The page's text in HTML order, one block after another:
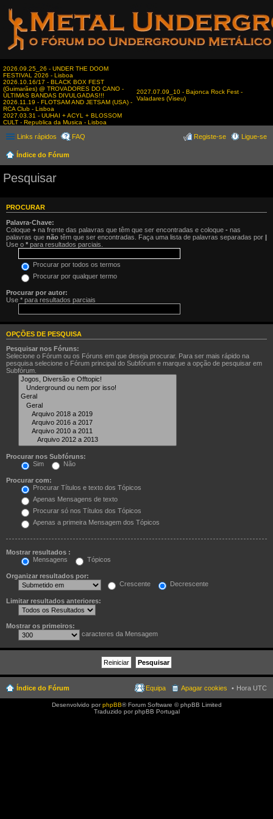
2026.09.25_26 - UNDER THE DOOM
FESTIVAL 2026 - Lisboa
2026.10.16/17 - BLACK BOX FEST
(Guimarães) @ TROVADORES DO CANO -
ÚLTIMAS BANDAS DIVULGADAS!!!
2026.11.19 - FLOTSAM AND JETSAM (USA) -
RCA Club - Lisboa
2027.03.31 - UUHAI + ACYL + BLOSSOM
CULT - Republica da Musica - Lisboa
2027.07.09_10 - Bajonca Rock Fest -
Valadares (Viseu)
Links rápidos FAQ Ligue-se
Registe-se
Índice do Fórum
Pesquisar
PROCURAR
Palavra-Chave:
Coloque + na frente das palavras que têm que ser encontradas e coloque - nas
palavras que não têm que ser encontradas. Faça uma lista de palavras separadas por |
Use o * para resultados parciais.
Procurar por todos os termos
Procurar por qualquer termo
Procurar por autor:
Use * para resultados parciais
OPÇÕES DE PESQUISA
Pesquisar nos Fóruns:
Selecione o Fórum ou os Fóruns em que deseja procurar. Para ser mais rápido na
pesquisa selecione o Fórum principal do Subfórum e marque a opção de pesquisar em
Subfórum.
Procurar nos Subfóruns:
Sim
Não
Procurar com:
Procurar Títulos e texto dos Tópicos
Apenas Mensagens de texto
Procurar só nos Títulos dos Tópicos
Apenas a primeira Mensagem dos Tópicos
Mostrar resultados :
Mensagens
Tópicos
Organizar resultados por:
Crescente
Decrescente
Limitar resultados anteriores:
Mostrar os primeiros:
caracteres da Mensagem
Índice do Fórum Hora UTC
Apagar cookies
Equipa
Desenvolvido porphpBB® Forum Software © phpBB Limited
Traduzido por phpBB Portugal